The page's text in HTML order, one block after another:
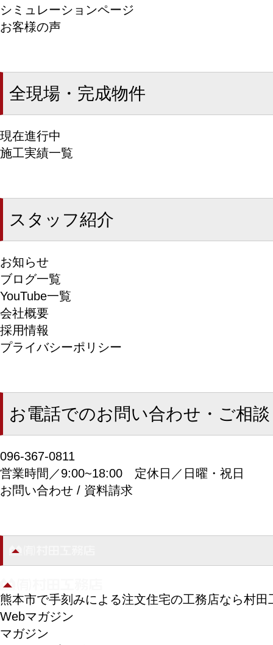
シミュレーションページ
お客様の声
全現場・完成物件
現在進行中
施工実績一覧
スタッフ紹介
お知らせ
ブログ一覧
YouTube一覧
会社概要
採用情報
プライバシーポリシー
お電話でのお問い合わせ・ご相談
096-367-0811
営業時間／9:00~18:00 定休日／日曜・祝日
お問い合わせ / 資料請求
熊本市で手刻みによる注文住宅の工務店なら村田
Webマガジン
マガジン